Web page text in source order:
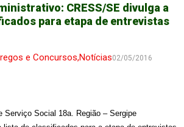
CRESS/SE divulga a
para etapa de entrevistas
e Concursos,Notícias02/05/2016
Serviço Social 18a. Região – Sergipe